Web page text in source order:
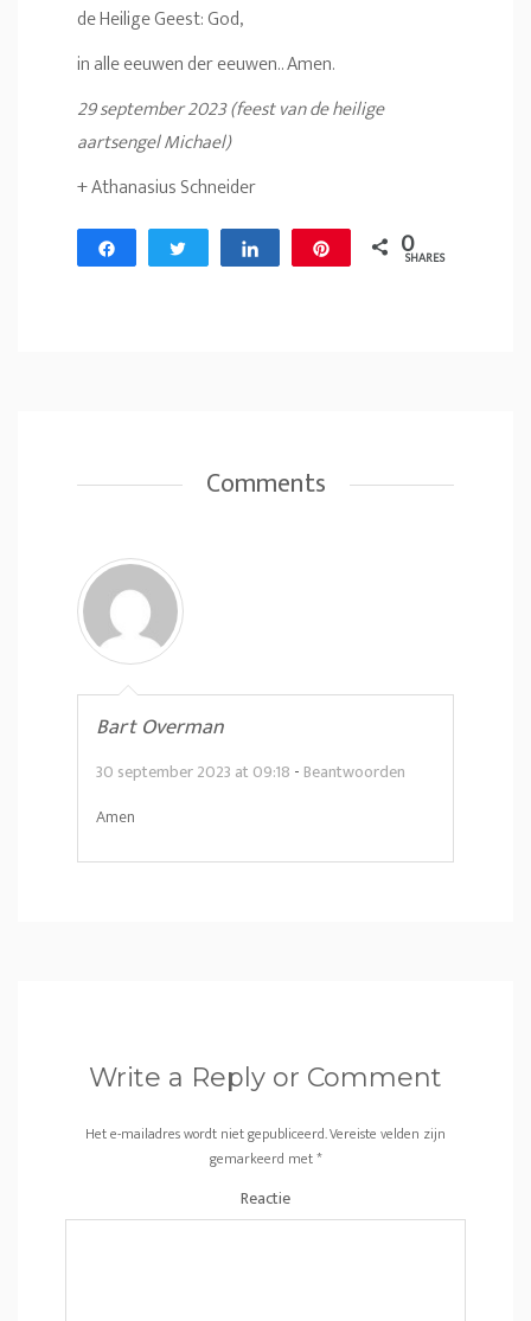
de Heilige Geest: God,
in alle eeuwen der eeuwen.. Amen.
29 september 2023 (feest van de heilige
aartsengel Michael)
+ Athanasius Schneider
Share Tweet Share 0
SHARES
Comments
Bart Overman
30 september 2023 at 09:18 - Beantwoorden
Amen
Write a Reply or Comment
Het e-mailadres wordt niet gepubliceerd.Vereiste velden zijn
gemarkeerd met*
Reactie